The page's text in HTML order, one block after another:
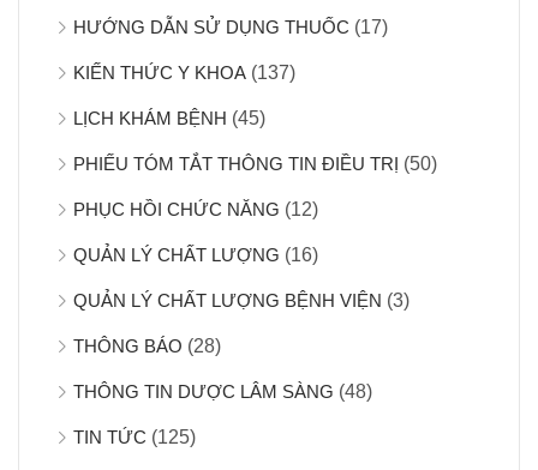
HƯỚNG DẪN SỬ DỤNG THUỐC (17)
KIẾN THỨC Y KHOA (137)
LỊCH KHÁM BỆNH (45)
PHIẾU TÓM TẮT THÔNG TIN ĐIỀU TRỊ (50)
PHỤC HỒI CHỨC NĂNG (12)
QUẢN LÝ CHẤT LƯỢNG (16)
QUẢN LÝ CHẤT LƯỢNG BỆNH VIỆN (3)
THÔNG BÁO (28)
THÔNG TIN DƯỢC LÂM SÀNG (48)
TIN TỨC (125)